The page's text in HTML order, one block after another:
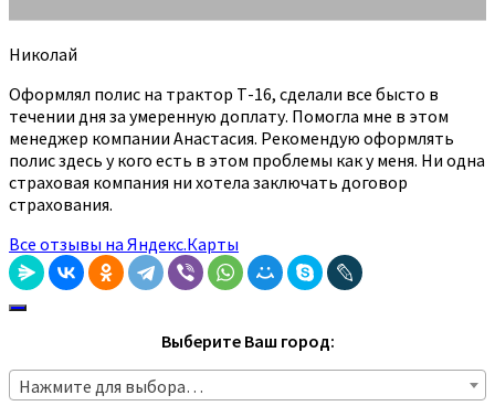
Николай
Оформлял полис на трактор Т-16, сделали все бысто в
течении дня за умеренную доплату. Помогла мне в этом
менеджер компании Анастасия. Рекомендую оформлять
полис здесь у кого есть в этом проблемы как у меня. Ни одна
страховая компания ни хотела заключать договор
страхования.
Все отзывы на Яндекс.Карты
Выберите Ваш город:
Нажмите для выбора…